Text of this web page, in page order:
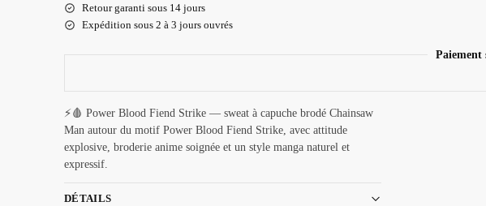
Retour garanti sous 14 jours
Expédition sous 2 à 3 jours ouvrés
Paiement
⚡🩸 Power Blood Fiend Strike — sweat à capuche brodé Chainsaw
Man autour du motif Power Blood Fiend Strike, avec attitude
explosive, broderie anime soignée et un style manga naturel et
expressif.
DÉTAILS